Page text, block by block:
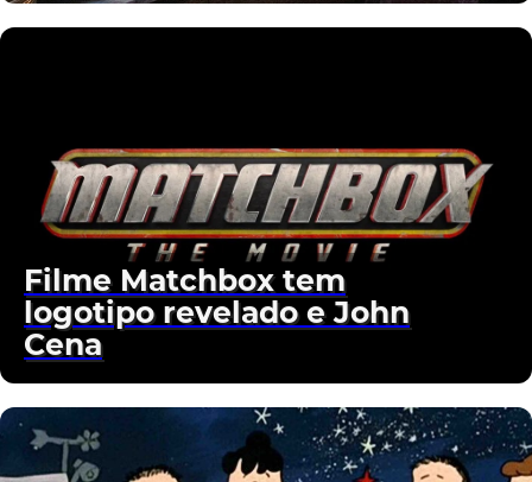
Filme Matchbox tem
logotipo revelado e John
Cena